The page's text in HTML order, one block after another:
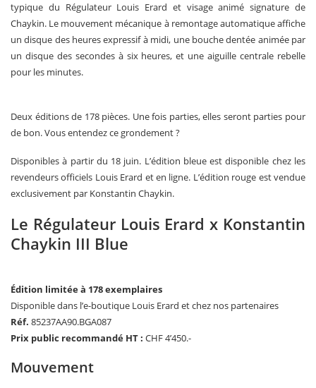
typique du Régulateur Louis Erard et visage animé signature de
Chaykin. Le mouvement mécanique à remontage automatique affiche
un disque des heures expressif à midi, une bouche dentée animée par
un disque des secondes à six heures, et une aiguille centrale rebelle
pour les minutes.
Deux éditions de 178 pièces. Une fois parties, elles seront parties pour
de bon. Vous entendez ce grondement ?
Disponibles à partir du 18 juin. L’édition bleue est disponible chez les
revendeurs officiels Louis Erard et en ligne. L’édition rouge est vendue
exclusivement par Konstantin Chaykin.
Le Régulateur Louis Erard x Konstantin
Chaykin III Blue
Édition limitée à 178 exemplaires
Disponible dans l’e-boutique Louis Erard et chez nos partenaires
Réf. 85237AA90.BGA087
Prix public recommandé HT : CHF 4’450.-
Mouvement